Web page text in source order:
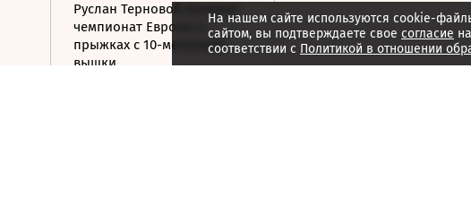
Руслан Терновой выиграл
чемпионат Европы в
прыжках с 10-метровой
вышки
На нашем сайте используются cookie-
сайтом, вы подтверждаете свое согласие
соответствии с Политикой в отношении